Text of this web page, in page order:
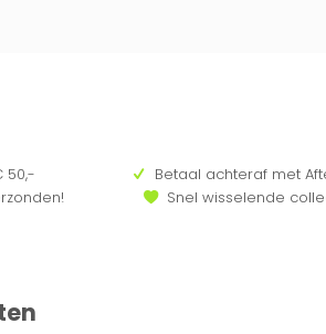
50,-
Betaal achteraf met
Snel wisselende